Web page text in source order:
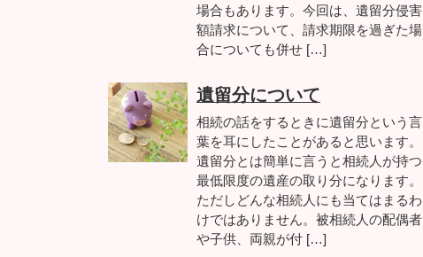
場合もあります。今回は、遺留分侵害
額請求について、請求期限を過ぎた場
合についても併せ […]
遺留分について
相続の話をするときに遺留分という言
葉を耳にしたことがあると思います。
遺留分とは簡単に言うと相続人が持つ
最低限度の遺産の取り分になります。
ただしどんな相続人にも当てはまるわ
けではありません。被相続人の配偶者
や子供、両親が付 […]